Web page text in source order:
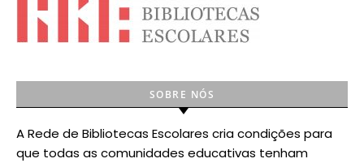
SOBRE NÓS
A Rede de Bibliotecas Escolares cria condições para
que todas as comunidades educativas tenham